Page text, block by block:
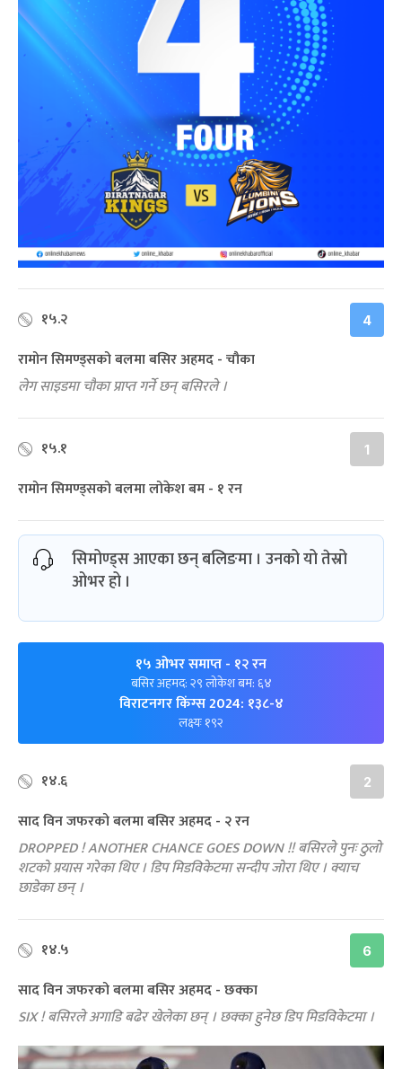
१५.२ 4
रामोन सिमण्ड्सको बलमा बसिर अहमद - चौका
लेग साइडमा चौका प्राप्त गर्ने छन् बसिरले ।
१५.१ 1
रामोन सिमण्ड्सको बलमा लोकेश बम - १ रन
सिमोण्ड्स आएका छन् बलिङमा । उनको यो तेस्रो
ओभर हो ।
१५ ओभर समाप्त- १२ रन
बसिर अहमद: २९ लोकेश बम: ६४
विराटनगर किंग्स 2024: १३८-४
लक्ष्यः १९२
१४.६ 2
साद विन जफरको बलमा बसिर अहमद - २ रन
DROPPED ! ANOTHER CHANCE GOES DOWN !! बसिरले पुनः ठुलो
शटको प्रयास गरेका थिए । डिप मिडविकेटमा सन्दीप जोरा थिए । क्याच
छाडेका छन् ।
१४.५ 6
साद विन जफरको बलमा बसिर अहमद - छक्का
SIX ! बसिरले अगाडि बढेर खेलेका छन् । छक्का हुनेछ डिप मिडविकेटमा ।